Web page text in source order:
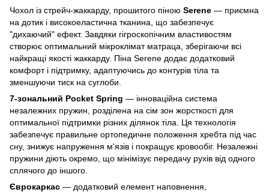
Чохол із стрейч-жаккарду, прошитого піною Serene — приємна
на дотик і високоеластична тканина, що забезпечує
"дихаючий" ефект. Завдяки гігроскопічним властивостям
створює оптимальний мікроклімат матраца, зберігаючи всі
найкращі якості жаккарду. Піна Serene додає додатковий
комфорт і підтримку, адаптуючись до контурів тіла та
зменшуючи тиск на суглоби.
7-зональний Pocket Spring — інноваційна система
незалежних пружин, розділена на сім зон жорсткості для
оптимальної підтримки різних ділянок тіла. Ця технологія
забезпечує правильне ортопедичне положення хребта під час
сну, знижує напруження м'язів і покращує кровообіг. Незалежні
пружини діють окремо, що мінімізує передачу рухів від одного
сплячого до іншого.
Єврокаркас — додатковий елемент наповнення,